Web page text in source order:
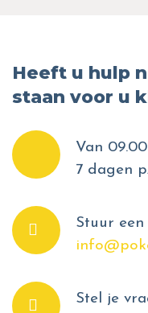
Heeft u hulp
staan voor u
Van
7 dagen
Stuur een
Stel je